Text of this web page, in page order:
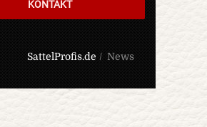
KONTAKT
SattelProfis.de / News